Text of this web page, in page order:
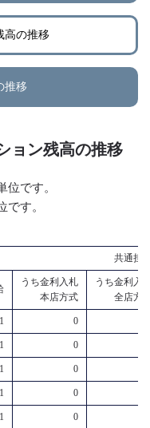
高の推移
推移
ョン残高の推移
位です。
す。
共通担
うち金利入札
本店方式
うち金利入
全店方
0
0
0
0
0